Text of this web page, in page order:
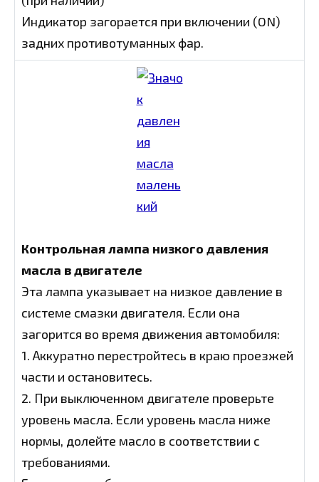
Индикатор загорается при включении (ON)
задних противотуманных фар.
Контрольная лампа низкого давления
масла в двигателе
Эта лампа указывает на низкое давление в
системе смазки двигателя. Если она
загорится во время движения автомобиля:
1. Аккуратно перестройтесь в краю проезжей
части и остановитесь.
2. При выключенном двигателе проверьте
уровень масла. Если уровень масла ниже
нормы, долейте масло в соответствии с
требованиями.